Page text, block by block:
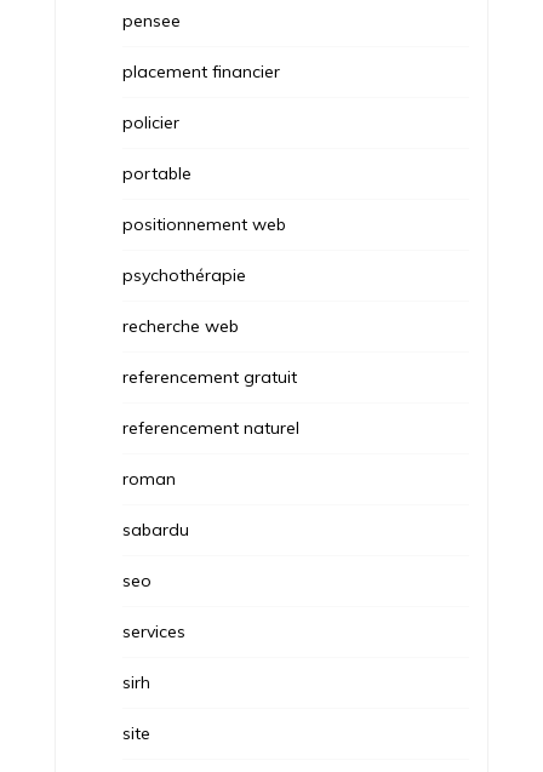
pensee
placement financier
policier
portable
positionnement web
psychothérapie
recherche web
referencement gratuit
referencement naturel
roman
sabardu
seo
services
sirh
site